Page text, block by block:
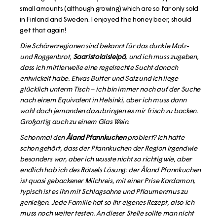
small amounts (although growing) which are so far only sold
in Finland and Sweden. I enjoyed the honey beer, should
get that again!
Die Schärenregionen sind bekannt für das dunkle Malz-
und Roggenbrot, Saaristolaisleipä, und ich muss zugeben,
dass ich mittlerweile eine regelrechte Sucht danach
entwickelt habe. Etwas Butter und Salz und ich liege
glücklich unterm Tisch – ich bin immer noch auf der Suche
nach einem Equivalent in Helsinki, aber ich muss dann
wohl doch jemanden dazubringen es mir frisch zu backen.
Großartig auch zu einem Glas Wein.
Schonmal denÅland Pfannkuchenprobiert? Ich hatte
schon gehört, dass der Pfannkuchen der Region irgendwie
besonders war, aber ich wusste nicht so richtig wie, aber
endlich hab ich des Rätsels Lösung: der Åland Pfannkuchen
ist quasi gebackener Milchreis, mit einer Prise Kardamon,
typisch ist es ihn mit Schlagsahne und Pflaumenmus zu
genießen. Jede Familie hat so ihr eigenes Rezept, also ich
muss noch weiter testen. An dieser Stelle sollte man nicht